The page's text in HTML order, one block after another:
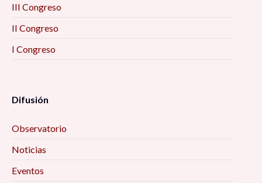
III Congreso
II Congreso
I Congreso
Difusión
Observatorio
Noticias
Eventos